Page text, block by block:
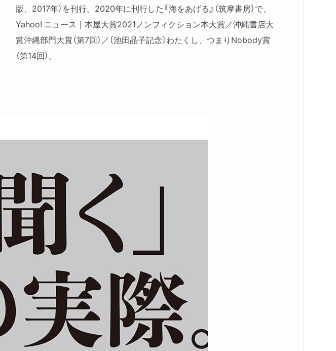
いる／精神科の役割／値踏みされている／お金をもらうか払うか／許諾の
とりかた／書く責任／モスバーガーの文脈／身体は触らない／身体は自分
のもの／聞きとりのあと／トランスクリプトの確認の仕方読書案内③
師の国家資格／被害者の両義性／暴力をなくす練習／加害者プログラムの
性被害をどのように語りはじめるのか／臓器がぶらさがっている感覚／フ
ラッシュバックの意味／被害経験の読み替え／選択肢のすくなさ／家族の
性虐待／語りのフォーマット／言葉を禁じる／性加害者の能動性／ユタを
買う／一二月の教室／オープンダイアローグの実践読書案内⑤
第六章 ケアと言葉 二〇二一年五月一一日
カウンセリングに来るひとたち／男性の語りのパターン／加害者の語り／
加害者プログラムの肝／ＤＶ被害者支援と警察／家族はもうだめなのか？
／使えるものはぜんぶ使う／親との関係を聞く／被害者共感の効果／権力
と言葉／「加害者」という言葉の危うさ／ブルーオーシャンへ／被害者は
日々生まれている／当事者の納得する言葉読書案内⑥
版、2017年）を刊行。2020年に刊行した『海をあげる』（筑摩書房）で、
Yahoo! ニュース｜本屋大賞2021ノンフィクション本大賞／沖縄書店大
賞沖縄部門大賞（第7回）／〔池田晶子記念〕わたくし、つまりNobody賞
（第14回）。